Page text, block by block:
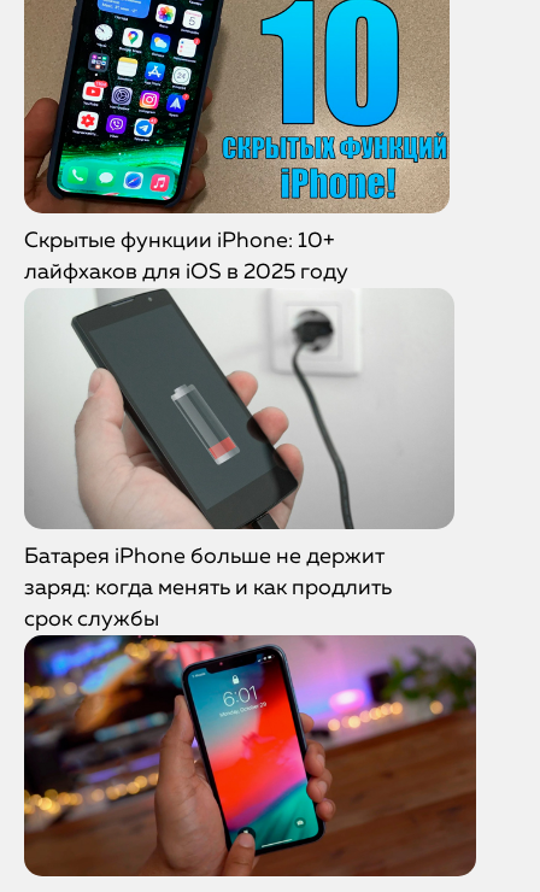
Скрытые функции iPhone: 10+
лайфхаков для iOS в 2025 году
Батарея iPhone больше не держит
заряд: когда менять и как продлить
срок службы